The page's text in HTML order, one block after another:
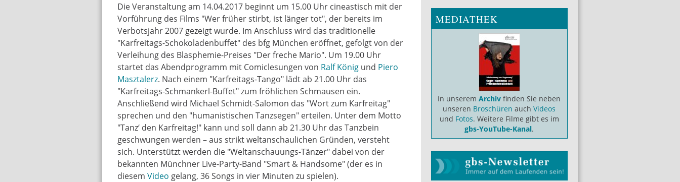
Die Veranstaltung am 14.04.2017 beginnt um 15.00 Uhr cineastisch mit der
Vorführung des Films "Wer früher stirbt, ist länger tot", der bereits im
Verbotsjahr 2007 gezeigt wurde. Im Anschluss wird das traditionelle
"Karfreitags-Schokoladenbuffet" des bfg München eröffnet, gefolgt von der
Verleihung des Blasphemie-Preises "Der freche Mario". Um 19.00 Uhr
startet das Abendprogramm mit Comiclesungen von Ralf Königund Piero
Masztalerz. Nach einem "Karfreitags-Tango" lädt ab 21.00 Uhr das
"Karfreitags-Schmankerl-Buffet" zum fröhlichen Schmausen ein.
Anschließend wird Michael Schmidt-Salomon das "Wort zum Karfreitag"
sprechen und den "humanistischen Tanzsegen" erteilen. Unter dem Motto
"Tanz‘ den Karfreitag!" kann und soll dann ab 21.30 Uhr das Tanzbein
geschwungen werden – aus strikt weltanschaulichen Gründen, versteht
sich. Unterstützt werden die "Weltanschauungs-Tänzer" dabei von der
bekannten Münchner Live-Party-Band "Smart & Handsome" (der es in
diesem Video gelang, 36 Songs in vier Minuten zu spielen).
MEDIATHEK
In unseremArchiv finden Sie neben
unseren Broschüren auch Videos
und Fotos. Weitere Filme gibt es im
gbs-YouTube-Kanal.